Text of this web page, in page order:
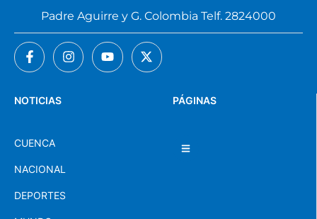
PÁGINAS
NOTICIAS
CUENCA
NACIONAL
DEPORTES
Padre Aguirre y G. Colombia Telf. 2824000